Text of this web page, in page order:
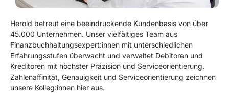
Herold betreut eine beeindruckende Kundenbasis von über
45.000 Unternehmen. Unser vielfältiges Team aus
Finanzbuchhaltungsexpert:innen mit unterschiedlichen
Erfahrungsstufen überwacht und verwaltet Debitoren und
Kreditoren mit höchster Präzision und Serviceorientierung.
Zahlenaffinität, Genauigkeit und Serviceorientierung zeichnen
unsere Kolleg:innen hier aus.